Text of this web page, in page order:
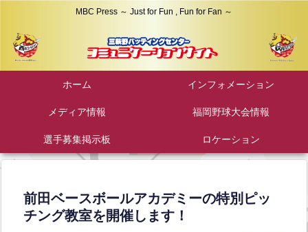
MBC Press ～ Just for Fun , Fun for Fan ～
ホーム インフォメーション
メディア情報 福岡野球大会情報
選手募集掲示板 ロケーション
前田ベースボールアカデミーの特別ピッ
チング教室を開催します！